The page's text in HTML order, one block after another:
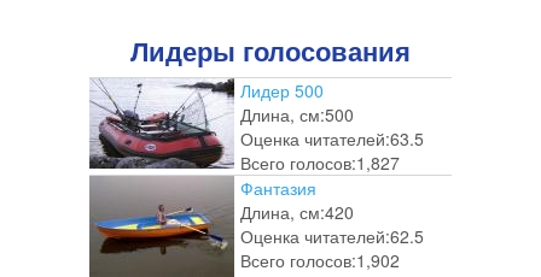
Лидеры голосования
Лидер 500
Длина, см:500
Оценка читателей:63.5
Всего голосов:1,827
Фантазия
Длина, см:420
Оценка читателей:62.5
Всего голосов:1,902